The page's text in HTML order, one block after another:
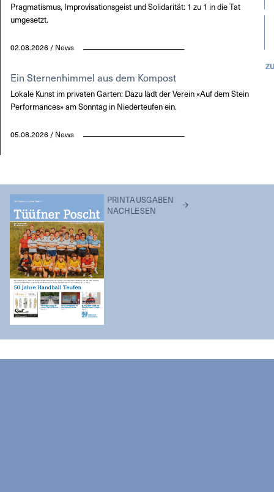
Pragmatismus, Improvisationsgeist und Solidarität: 1 zu 1 in die Tat
umgesetzt.
02.08.2026 / News
Ein Sternenhimmel aus dem Kompost
Lokale Kunst im privaten Garten: Dazu lädt der Verein «Auf dem Stein
Performances» am Sonntag in Niederteufen ein.
05.08.2026 / News
PRINTAUSGABEN
NACHLESEN